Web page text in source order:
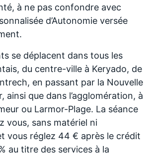
à ne pas confondre avec
d’Autonomie versée
se déplacent dans tous les
du centre-ville à Keryado, de
en passant par la Nouvelle
ainsi que dans l’agglomération, à
ou Larmor-Plage. La séance
vous, sans matériel ni
vous réglez 44 € après le crédit
au titre des services à la